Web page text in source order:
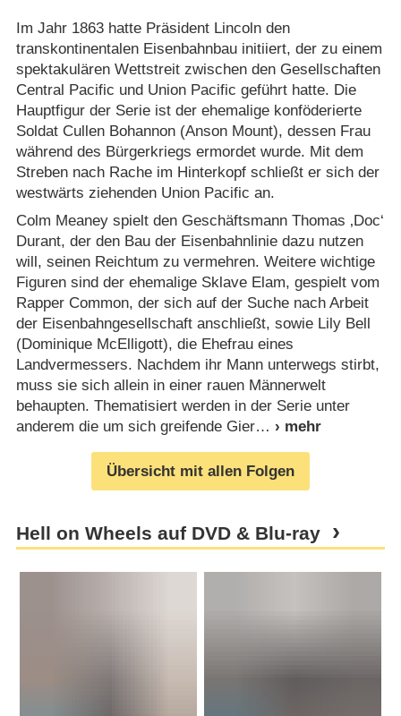
Im Jahr 1863 hatte Präsident Lincoln den
transkontinentalen Eisenbahnbau initiiert, der zu einem
spektakulären Wettstreit zwischen den Gesellschaften
Central Pacific und Union Pacific geführt hatte. Die
Hauptfigur der Serie ist der ehemalige konföderierte
Soldat Cullen Bohannon (Anson Mount), dessen Frau
während des Bürgerkriegs ermordet wurde. Mit dem
Streben nach Rache im Hinterkopf schließt er sich der
westwärts ziehenden Union Pacific an.
Colm Meaney spielt den Geschäftsmann Thomas ‚Doc‘
Durant, der den Bau der Eisenbahnlinie dazu nutzen
will, seinen Reichtum zu vermehren. Weitere wichtige
Figuren sind der ehemalige Sklave Elam, gespielt vom
Rapper Common, der sich auf der Suche nach Arbeit
der Eisenbahngesellschaft anschließt, sowie Lily Bell
(Dominique McElligott), die Ehefrau eines
Landvermessers. Nachdem ihr Mann unterwegs stirbt,
muss sie sich allein in einer rauen Männerwelt
behaupten. Thematisiert werden in der Serie unter
anderem die um sich greifende Gier
Übersicht mit allen Folgen
Hell on Wheels auf DVD & Blu-ray